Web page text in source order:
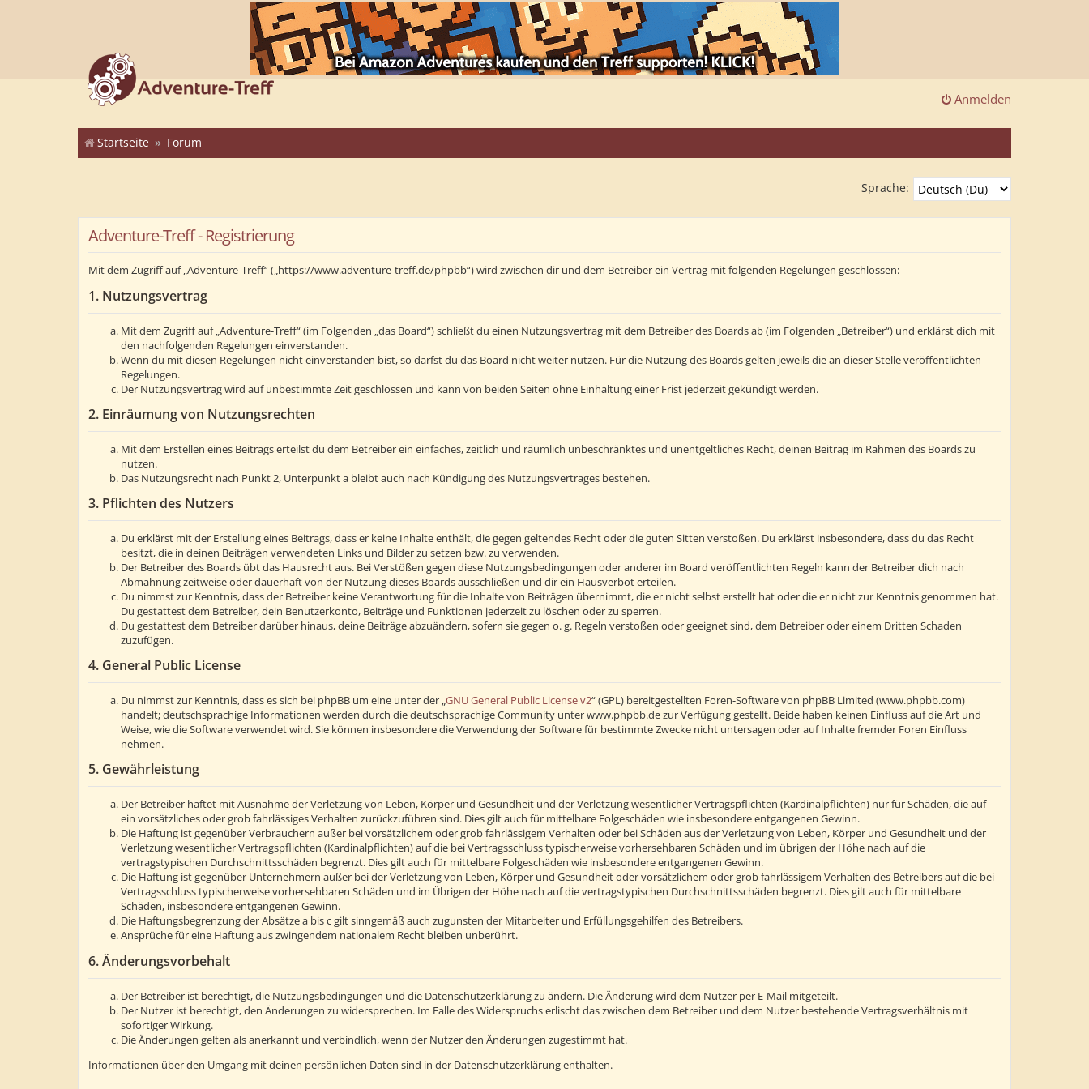
Anmelden
Startseite Forum
Sprache:
Adventure-Treff - Registrierung
Mit dem Zugriff auf „Adventure-Treff“ („https://www.adventure-treff.de/phpbb“) wird zwischen dir und dem Betreiber ein Vertrag mit folgenden Regelungen geschlossen:
1. Nutzungsvertrag
Mit dem Zugriff auf „Adventure-Treff“ (im Folgenden „das Board“) schließt du einen Nutzungsvertrag mit dem Betreiber des Boards ab (im Folgenden „Betreiber“) und erklärst dich mit
den nachfolgenden Regelungen einverstanden.
Wenn du mit diesen Regelungen nicht einverstanden bist, so darfst du das Board nicht weiter nutzen. Für die Nutzung des Boards gelten jeweils die an dieser Stelle veröffentlichten
Regelungen.
Der Nutzungsvertrag wird auf unbestimmte Zeit geschlossen und kann von beiden Seiten ohne Einhaltung einer Frist jederzeit gekündigt werden.
2. Einräumung von Nutzungsrechten
Mit dem Erstellen eines Beitrags erteilst du dem Betreiber ein einfaches, zeitlich und räumlich unbeschränktes und unentgeltliches Recht, deinen Beitrag im Rahmen des Boards zu
nutzen.
Das Nutzungsrecht nach Punkt 2, Unterpunkt a bleibt auch nach Kündigung des Nutzungsvertrages bestehen.
3. Pflichten des Nutzers
Du erklärst mit der Erstellung eines Beitrags, dass er keine Inhalte enthält, die gegen geltendes Recht oder die guten Sitten verstoßen. Du erklärst insbesondere, dass du das Recht
besitzt, die in deinen Beiträgen verwendeten Links und Bilder zu setzen bzw. zu verwenden.
Der Betreiber des Boards übt das Hausrecht aus. Bei Verstößen gegen diese Nutzungsbedingungen oder anderer im Board veröffentlichten Regeln kann der Betreiber dich nach
Abmahnung zeitweise oder dauerhaft von der Nutzung dieses Boards ausschließen und dir ein Hausverbot erteilen.
Du nimmst zur Kenntnis, dass der Betreiber keine Verantwortung für die Inhalte von Beiträgen übernimmt, die er nicht selbst erstellt hat oder die er nicht zur Kenntnis genommen hat.
Du gestattest dem Betreiber, dein Benutzerkonto, Beiträge und Funktionen jederzeit zu löschen oder zu sperren.
Du gestattest dem Betreiber darüber hinaus, deine Beiträge abzuändern, sofern sie gegen o. g. Regeln verstoßen oder geeignet sind, dem Betreiber oder einem Dritten Schaden
zuzufügen.
4. General Public License
Du nimmst zur Kenntnis, dass es sich bei phpBB um eine unter der „GNU General Public License v2“ (GPL) bereitgestellten Foren-Software von phpBB Limited (www.phpbb.com)
handelt; deutschsprachige Informationen werden durch die deutschsprachige Community unter www.phpbb.de zur Verfügung gestellt. Beide haben keinen Einfluss auf die Art und
Weise, wie die Software verwendet wird. Sie können insbesondere die Verwendung der Software für bestimmte Zwecke nicht untersagen oder auf Inhalte fremder Foren Einfluss
nehmen.
5. Gewährleistung
Der Betreiber haftet mit Ausnahme der Verletzung von Leben, Körper und Gesundheit und der Verletzung wesentlicher Vertragspflichten (Kardinalpflichten) nur für Schäden, die auf
ein vorsätzliches oder grob fahrlässiges Verhalten zurückzuführen sind. Dies gilt auch für mittelbare Folgeschäden wie insbesondere entgangenen Gewinn.
Die Haftung ist gegenüber Verbrauchern außer bei vorsätzlichem oder grob fahrlässigem Verhalten oder bei Schäden aus der Verletzung von Leben, Körper und Gesundheit und der
Verletzung wesentlicher Vertragspflichten (Kardinalpflichten) auf die bei Vertragsschluss typischerweise vorhersehbaren Schäden und im übrigen der Höhe nach auf die
vertragstypischen Durchschnittsschäden begrenzt. Dies gilt auch für mittelbare Folgeschäden wie insbesondere entgangenen Gewinn.
Die Haftung ist gegenüber Unternehmern außer bei der Verletzung von Leben, Körper und Gesundheit oder vorsätzlichem oder grob fahrlässigem Verhalten des Betreibers auf die bei
Vertragsschluss typischerweise vorhersehbaren Schäden und im Übrigen der Höhe nach auf die vertragstypischen Durchschnittsschäden begrenzt. Dies gilt auch für mittelbare
Schäden, insbesondere entgangenen Gewinn.
Die Haftungsbegrenzung der Absätze a bis c gilt sinngemäß auch zugunsten der Mitarbeiter und Erfüllungsgehilfen des Betreibers.
Ansprüche für eine Haftung aus zwingendem nationalem Recht bleiben unberührt.
6. Änderungsvorbehalt
Der Betreiber ist berechtigt, die Nutzungsbedingungen und die Datenschutzerklärung zu ändern. Die Änderung wird dem Nutzer per E-Mail mitgeteilt.
Der Nutzer ist berechtigt, den Änderungen zu widersprechen. Im Falle des Widerspruchs erlischt das zwischen dem Betreiber und dem Nutzer bestehende Vertragsverhältnis mit
sofortiger Wirkung.
Die Änderungen gelten als anerkannt und verbindlich, wenn der Nutzer den Änderungen zugestimmt hat.
Informationen über den Umgang mit deinen persönlichen Daten sind in der Datenschutzerklärung enthalten.